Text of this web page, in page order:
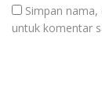
Simpan
untuk komentar